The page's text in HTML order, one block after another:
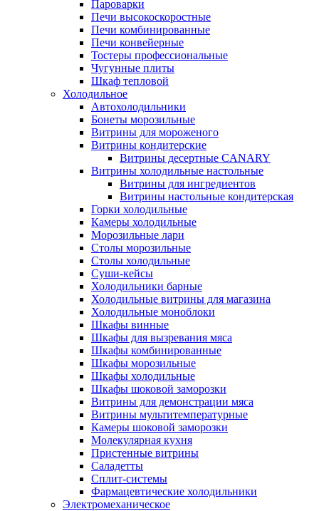
Пароварки
Печи высокоскоростные
Печи комбинированные
Печи конвейерные
Тостеры профессиональные
Чугунные плиты
Шкаф тепловой
Холодильное
Автохолодильники
Бонеты морозильные
Витрины для мороженого
Витрины кондитерские
Витрины десертные CANARY
Витрины холодильные настольные
Витрины для ингредиентов
Витрины настольные кондитерская
Горки холодильные
Камеры холодильные
Морозильные лари
Столы морозильные
Столы холодильные
Суши-кейсы
Холодильники барные
Холодильные витрины для магазина
Холодильные моноблоки
Шкафы винные
Шкафы для вызревания мяса
Шкафы комбинированные
Шкафы морозильные
Шкафы холодильные
Шкафы шоковой заморозки
Витрины для демонстрации мяса
Витрины мультитемпературные
Камеры шоковой заморозки
Молекулярная кухня
Пристенные витрины
Саладетты
Сплит-системы
Фармацевтические холодильники
Электромеханическое